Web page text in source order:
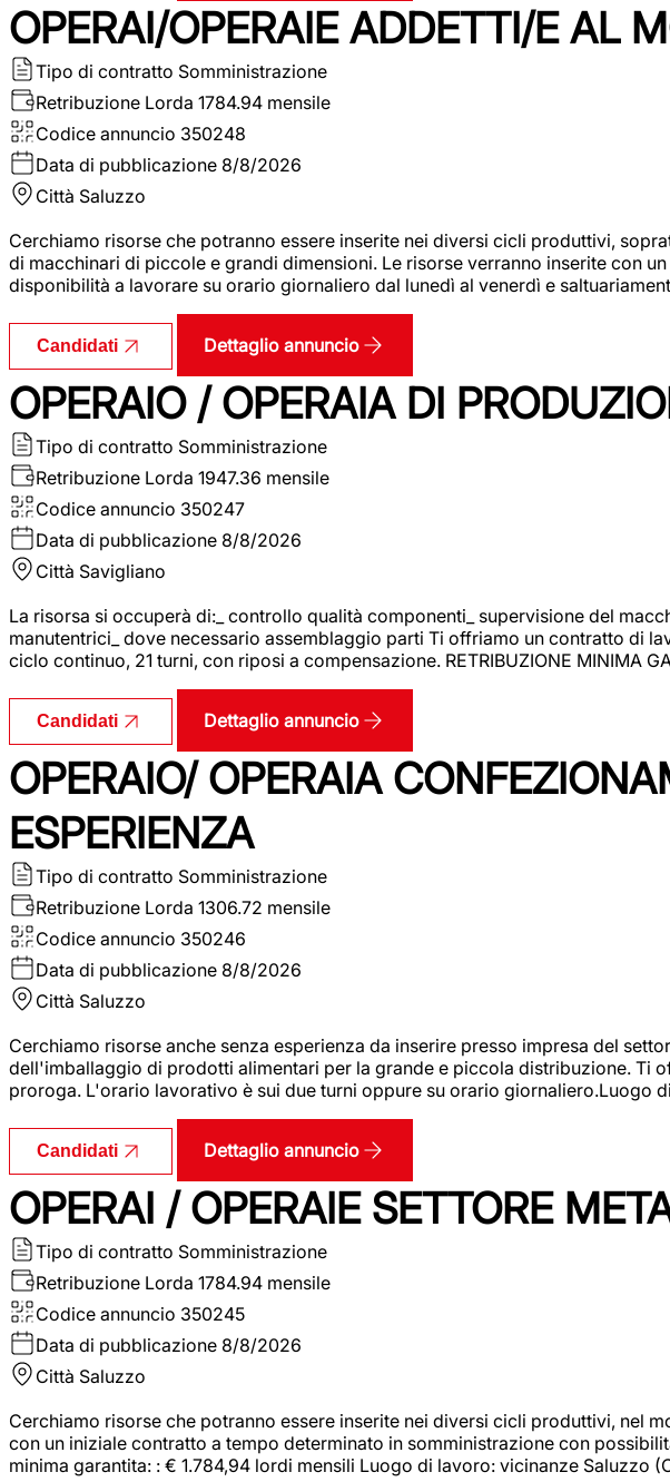
OPERAI/OPERAIE ADDETTI/E AL
Tipo di contratto Somministrazione
Retribuzione Lorda 1784.94 mensile
Codice annuncio 350248
Data di pubblicazione 8/8/2026
Città Saluzzo
Cerchiamo risorse che potranno essere inserite nei diversi cicli produttivi,
di macchinari di piccole e grandi dimensioni. Le risorse verranno inserite con
disponibilità a lavorare su orario giornaliero dal lunedì al venerdì e
Candidati Dettaglio annuncio
OPERAIO / OPERAIA DI
Tipo di contratto Somministrazione
Retribuzione Lorda 1947.36 mensile
Codice annuncio 350247
Data di pubblicazione 8/8/2026
Città Savigliano
La risorsa si occuperà di:_ controllo qualità componenti_ supervisione del
manutentrici_ dove necessario assemblaggio parti Ti offriamo un contratto di
ciclo continuo, 21 turni, con riposi a compensazione. RETRIBUZIONE MINIMA
Candidati Dettaglio annuncio
OPERAIO/ OPERAIA
ESPERIENZA
Tipo di contratto Somministrazione
Retribuzione Lorda 1306.72 mensile
Codice annuncio 350246
Data di pubblicazione 8/8/2026
Città Saluzzo
Cerchiamo risorse anche senza esperienza da inserire presso impresa del
dell'imballaggio di prodotti alimentari per la grande e piccola distribuzione. Ti
proroga. L'orario lavorativo è sui due turni oppure su orario giornaliero.Luogo
Candidati Dettaglio annuncio
OPERAI / OPERAIE SETTORE
Tipo di contratto Somministrazione
Retribuzione Lorda 1784.94 mensile
Codice annuncio 350245
Data di pubblicazione 8/8/2026
Città Saluzzo
Cerchiamo risorse che potranno essere inserite nei diversi cicli produttivi, nel
con un iniziale contratto a tempo determinato in somministrazione con
minima garantita: : € 1.784,94 lordi mensili Luogo di lavoro: vicinanze Saluzzo